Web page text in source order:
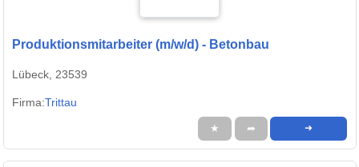
Produktionsmitarbeiter (m/w/d) - Betonbau
Lübeck, 23539
Firma:Trittau
★ ➦ ➜